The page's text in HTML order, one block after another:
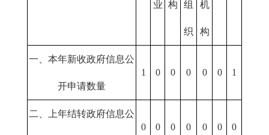
业 构 组
织
机
构
一、本年新收政府信息公
开申请数量
1 0 0 0 0 0 1
二、上年结转政府信息公
0 0 0 0 0 0 0